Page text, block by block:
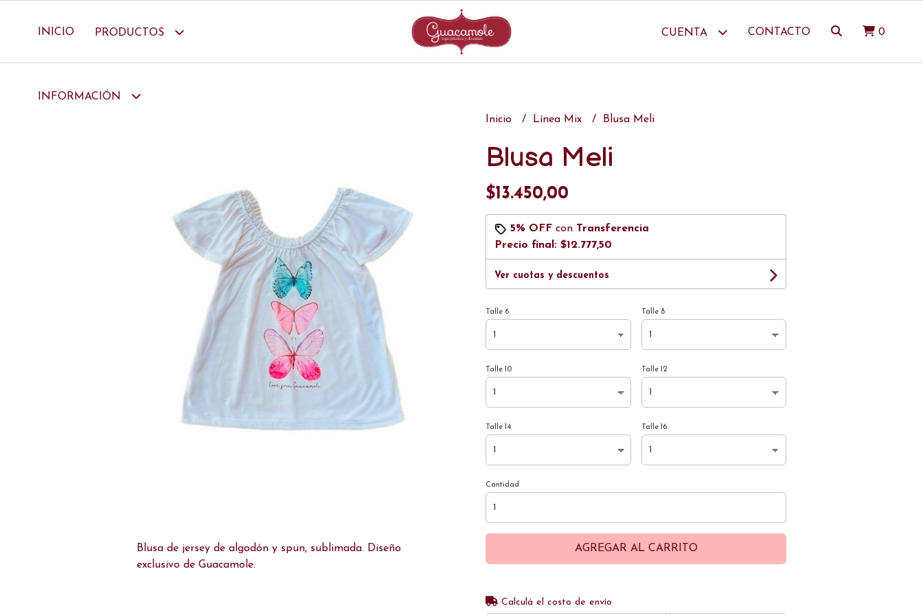
INICIO PRODUCTOS
INFORMACIÓN
CUENTA CONTACTO 0
Blusa de jersey de algodón y spun, sublimada. Diseño
exclusivo de Guacamole.
Inicio Línea Mix Blusa Meli
Blusa Meli
$13.450,00
5% OFF con Transferencia
Precio final: $12.777,50
Ver cuotas y descuentos
Talle 6 Talle 8
Talle 10 Talle 12
Talle 14 Talle 16
Cantidad
AGREGAR AL CARRITO
Calculá el costo de envío